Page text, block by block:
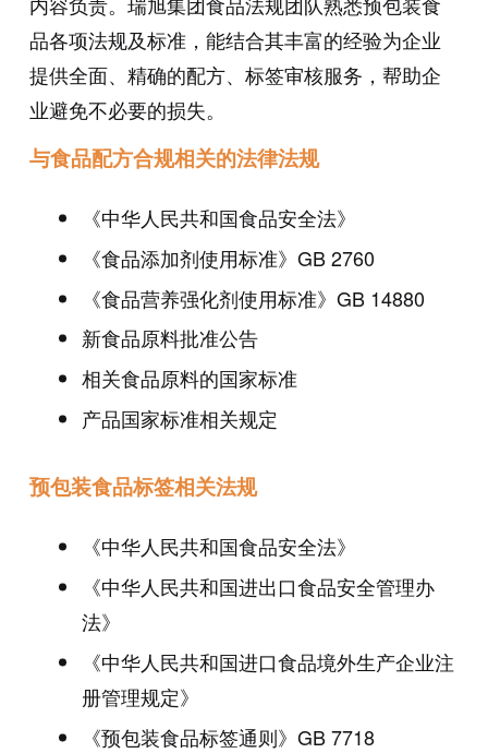
品各项法规及标准，能结合其丰富的经验为企业
提供全面、精确的配方、标签审核服务，帮助企
业避免不必要的损失。
与食品配方合规相关的法律法规
《中华人民共和国食品安全法》
《食品添加剂使用标准》GB 2760
《食品营养强化剂使用标准》GB 14880
新食品原料批准公告
相关食品原料的国家标准
产品国家标准相关规定
预包装食品标签相关法规
《中华人民共和国食品安全法》
《中华人民共和国进出口食品安全管理办
法》
《中华人民共和国进口食品境外生产企业注
册管理规定》
《预包装食品标签通则》GB 7718